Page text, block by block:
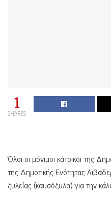
1
SHARES
Όλοι οι μόνιμοι κάτοικοι της
της Δημοτικής Ενότητας
ξυλείας (καυσόξυλα) για την